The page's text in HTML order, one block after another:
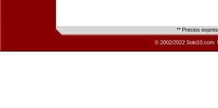
** Precios
© 2002/2022 Solo10.com